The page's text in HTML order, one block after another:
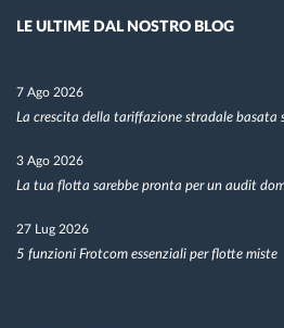
LE ULTIME DAL NOSTRO BLOG
7 Ago 2026
La crescita della tariffazione stradale basata
3 Ago 2026
La tua flotta sarebbe pronta per un audit
27 Lug 2026
5 funzioni Frotcom essenziali per flotte miste